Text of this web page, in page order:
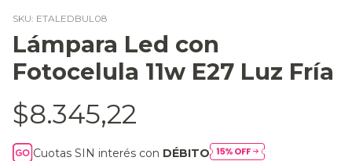
SKU: ETALEDBUL08
Lámpara Led con
Fotocelula 11w E27 Luz Fría
$8.345,22
Cuotas SIN interés con DÉBITO